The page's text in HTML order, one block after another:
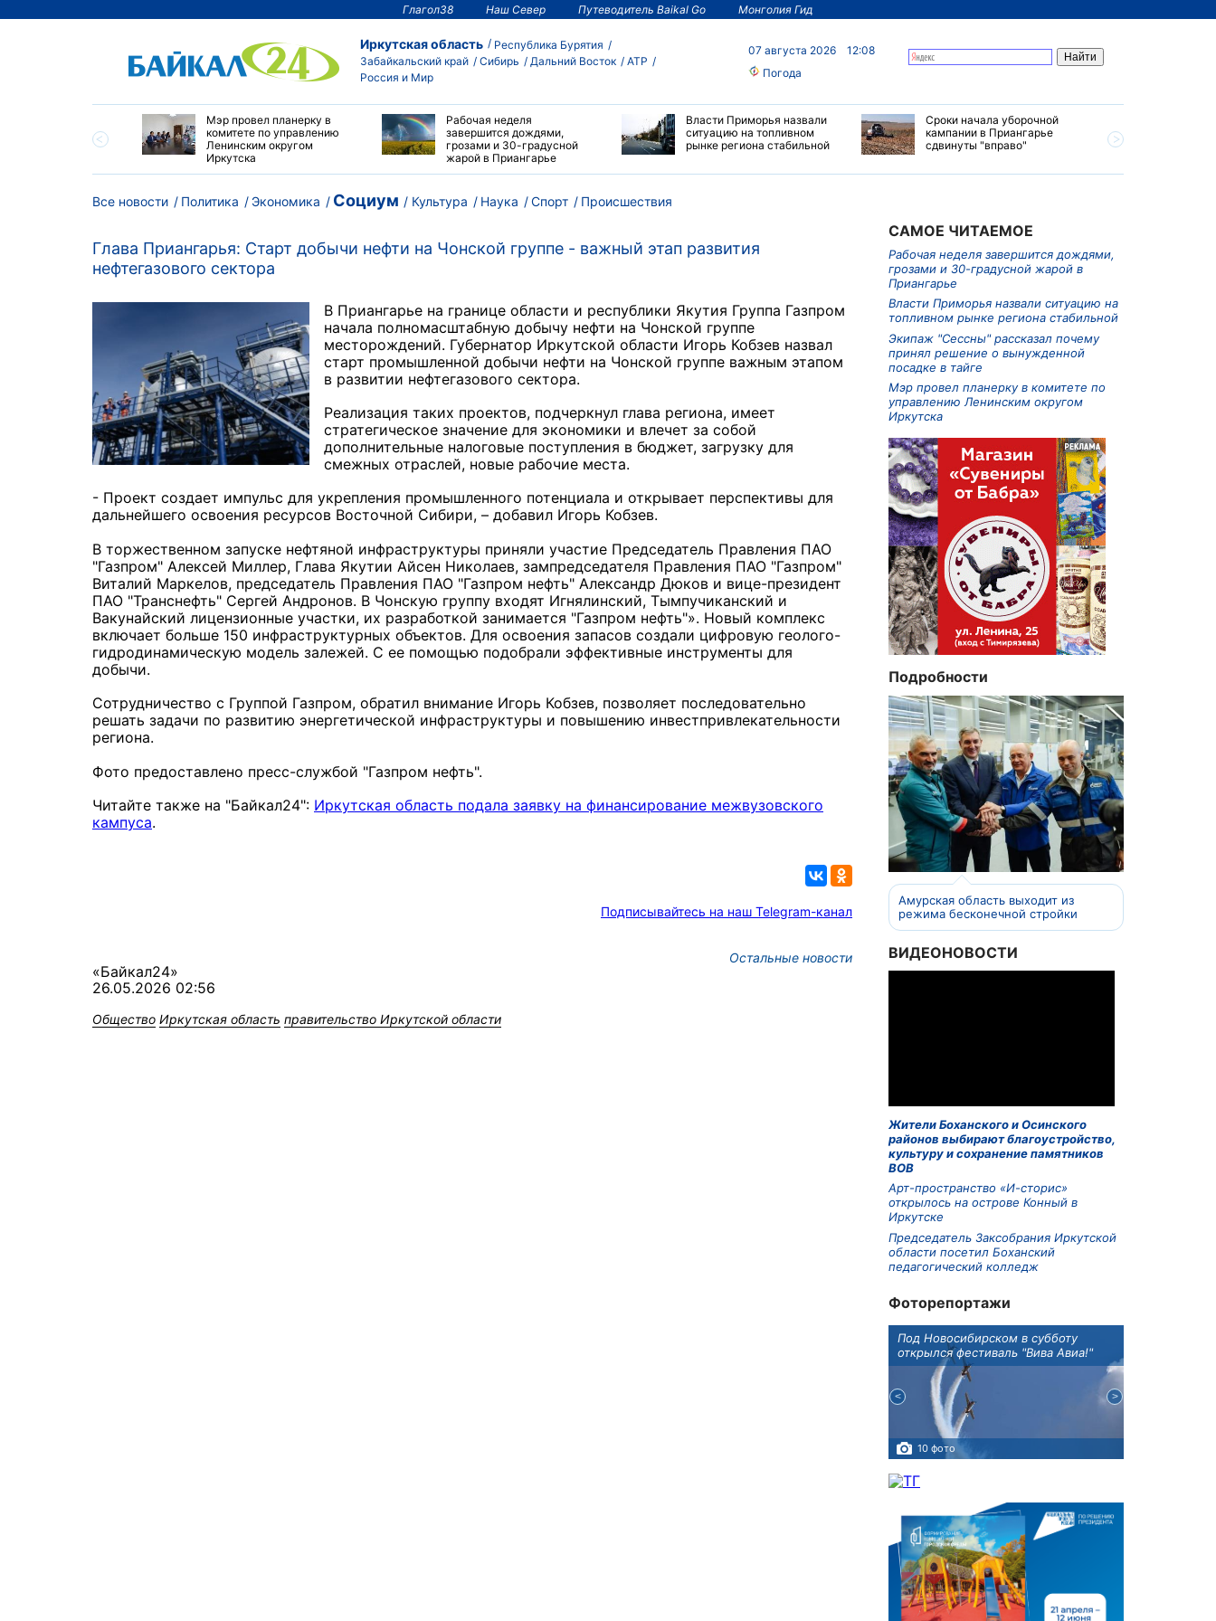
Глагол38 Наш Север Путеводитель Baikal Go Монголия Гид
Иркутская область
Республика Бурятия
Забайкальский край
Сибирь Дальний Восток
АТР
Россия и Мир
07 августа 2026
12:08
Погода
сделать
Мэр провел планерку в
комитете по управлению
Ленинским округом
Иркутска
Рабочая неделя
завершится дождями,
грозами и 30-градусной
жарой в Приангарье
Власти Приморья назвали
ситуацию на топливном
рынке региона стабильной
Сроки начала уборочной
кампании в Приангарье
сдвинуты "вправо"
Все новости Политика Экономика Социум Культура Наука Спорт Происшествия
Глава Приангарья: Старт добычи нефти на Чонской группе - важный этап развития
нефтегазового сектора
В Приангарье на границе области и республики Якутия Группа Газпром
начала полномасштабную добычу нефти на Чонской группе
месторождений. Губернатор Иркутской области Игорь Кобзев назвал
старт промышленной добычи нефти на Чонской группе важным этапом
в развитии нефтегазового сектора.
Реализация таких проектов, подчеркнул глава региона, имеет
стратегическое значение для экономики и влечет за собой
дополнительные налоговые поступления в бюджет, загрузку для
смежных отраслей, новые рабочие места.
- Проект создает импульс для укрепления промышленного потенциала и открывает перспективы для
дальнейшего освоения ресурсов Восточной Сибири, – добавил Игорь Кобзев.
В торжественном запуске нефтяной инфраструктуры приняли участие Председатель Правления ПАО
"Газпром" Алексей Миллер, Глава Якутии Айсен Николаев, зампредседателя Правления ПАО "Газпром"
Виталий Маркелов, председатель Правления ПАО "Газпром нефть" Александр Дюков и вице-президент
ПАО "Транснефть" Сергей Андронов. В Чонскую группу входят Игнялинский, Тымпучиканский и
Вакунайский лицензионные участки, их разработкой занимается "Газпром нефть"». Новый комплекс
включает больше 150 инфраструктурных объектов. Для освоения запасов создали цифровую геолого-
гидродинамическую модель залежей. С ее помощью подобрали эффективные инструменты для
добычи.
Сотрудничество с Группой Газпром, обратил внимание Игорь Кобзев, позволяет последовательно
решать задачи по развитию энергетической инфраструктуры и повышению инвестпривлекательности
региона.
Фото предоставлено пресс-службой "Газпром нефть".
Читайте также на "Байкал24": Иркутская область подала заявку на финансирование межвузовского
кампуса.
Подписывайтесь на наш Telegram-канал
Остальные новости
«Байкал24»
26.05.2026 02:56
Общество Иркутская область правительство Иркутской области
САМОЕ ЧИТАЕМОЕ
Рабочая неделя завершится дождями,
грозами и 30-градусной жарой в
Приангарье
Власти Приморья назвали ситуацию на
топливном рынке региона стабильной
Экипаж "Сессны" рассказал почему
принял решение о вынужденной
посадке в тайге
Мэр провел планерку в комитете по
управлению Ленинским округом
Иркутска
Подробности
Амурская область выходит из
режима бесконечной стройки
ВИДЕОНОВОСТИ
Жители Боханского и Осинского
районов выбирают благоустройство,
культуру и сохранение памятников
ВОВ
Арт-пространство «И-сторис»
открылось на острове Конный в
Иркутске
Председатель Заксобрания Иркутской
области посетил Боханский
педагогический колледж
Фоторепортажи
Под Новосибирском в субботу
открылся фестиваль "Вива Авиа!"
10 фото